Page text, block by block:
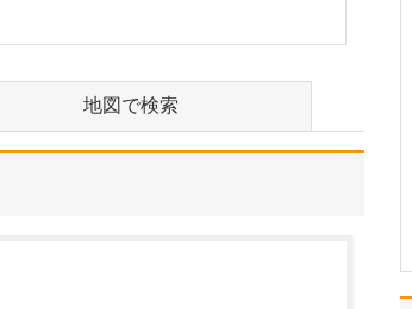
地図で検索
病気を併せもつケースも
少なくありません。こう
した状態を自覚のないま
ま放置してしまうと、脳